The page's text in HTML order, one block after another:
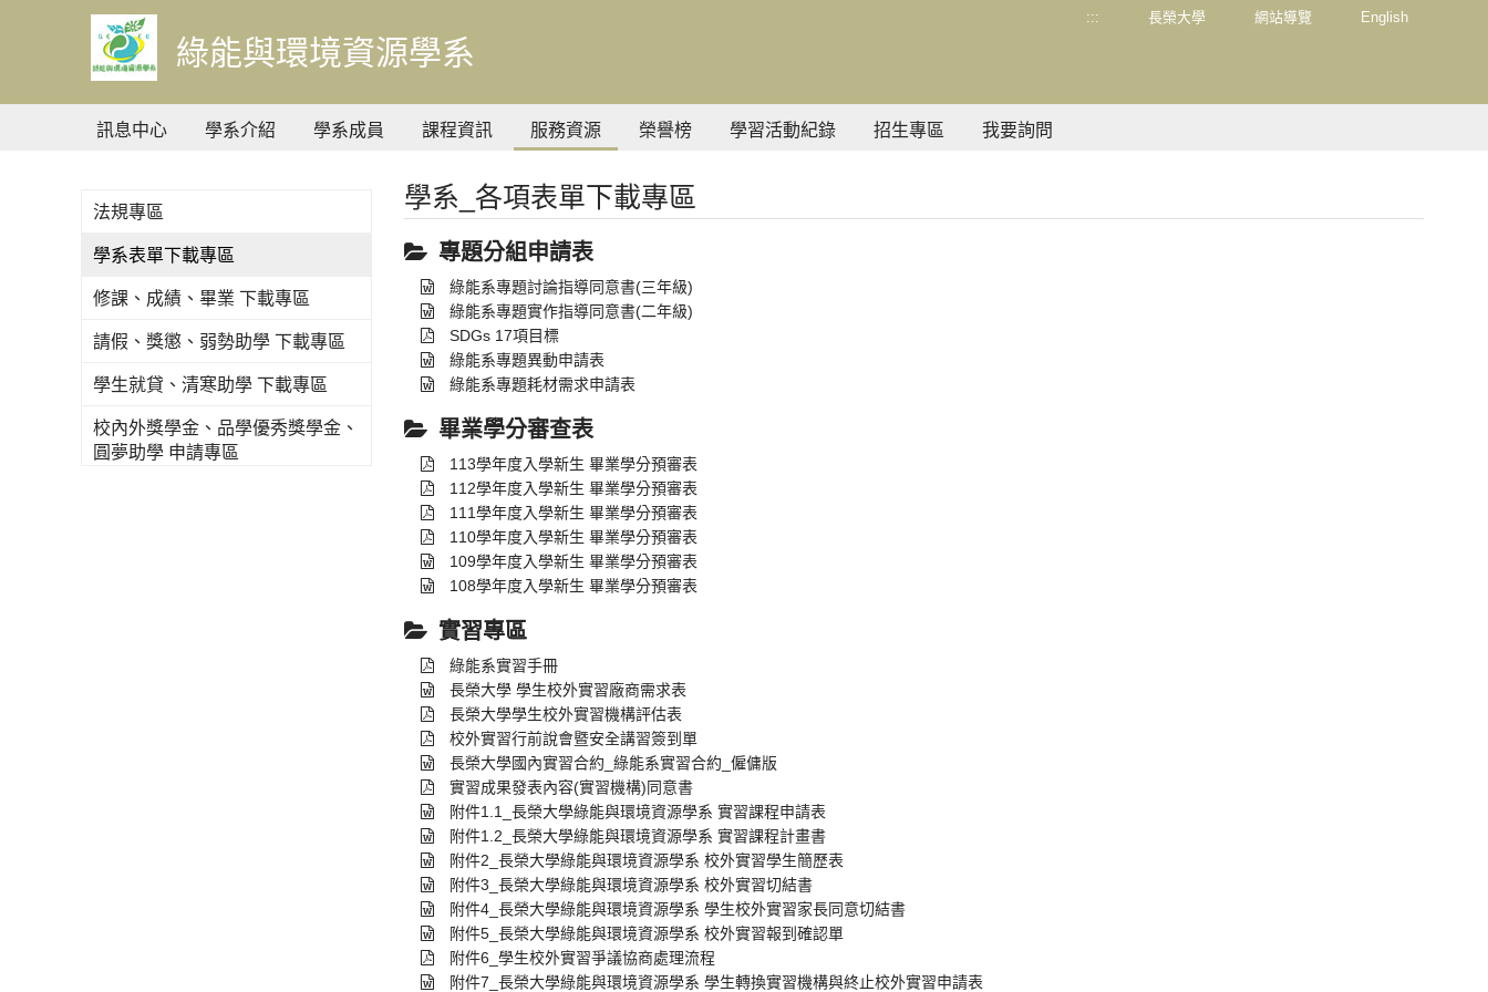
主
內
容
綠能與環境資源學系
::: 長榮大學 網站導覽 English
訊息中心 學系介紹 學系成員 課程資訊 服務資源 榮譽榜 學習活動紀錄 招生專區 我要詢問
學系_各項表單下載專區
專題分組申請表
綠能系專題討論指導同意書(三年級)
綠能系專題實作指導同意書(二年級)
SDGs 17項目標
綠能系專題異動申請表
綠能系專題耗材需求申請表
畢業學分審查表
113學年度入學新生 畢業學分預審表
112學年度入學新生 畢業學分預審表
111學年度入學新生 畢業學分預審表
110學年度入學新生 畢業學分預審表
109學年度入學新生 畢業學分預審表
108學年度入學新生 畢業學分預審表
實習專區
綠能系實習手冊
長榮大學 學生校外實習廠商需求表
長榮大學學生校外實習機構評估表
校外實習行前說會暨安全講習簽到單
長榮大學國內實習合約_綠能系實習合約_僱傭版
實習成果發表內容(實習機構)同意書
附件1.1_長榮大學綠能與環境資源學系 實習課程申請表
附件1.2_長榮大學綠能與環境資源學系 實習課程計畫書
附件2_長榮大學綠能與環境資源學系 校外實習學生簡歷表
附件3_長榮大學綠能與環境資源學系 校外實習切結書
附件4_長榮大學綠能與環境資源學系 學生校外實習家長同意切結書
附件5_長榮大學綠能與環境資源學系 校外實習報到確認單
附件6_學生校外實習爭議協商處理流程
附件7_長榮大學綠能與環境資源學系 學生轉換實習機構與終止校外實習申請表
法規專區
學系表單下載專區
修課、成績、畢業 下載專區
請假、獎懲、弱勢助學 下載專區
學生就貸、清寒助學 下載專區
校內外獎學金、品學優秀獎學金、
圓夢助學 申請專區